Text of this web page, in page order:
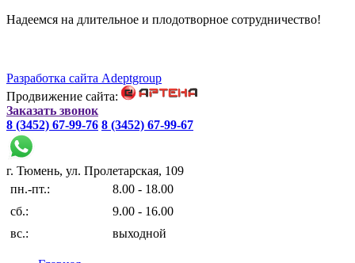
Надеемся на длительное и плодотворное сотрудничество!
Разработка сайта Adeptgroup
Продвижение сайта:
Заказать звонок
8 (3452) 67-99-76 8 (3452) 67-99-67
г. Тюмень, ул. Пролетарская, 109
пн.-пт.:
8.00 - 18.00
сб.:
9.00 - 16.00
вс.:
выходной